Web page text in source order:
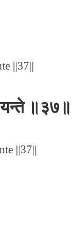
||37||
॥३७॥
||37||